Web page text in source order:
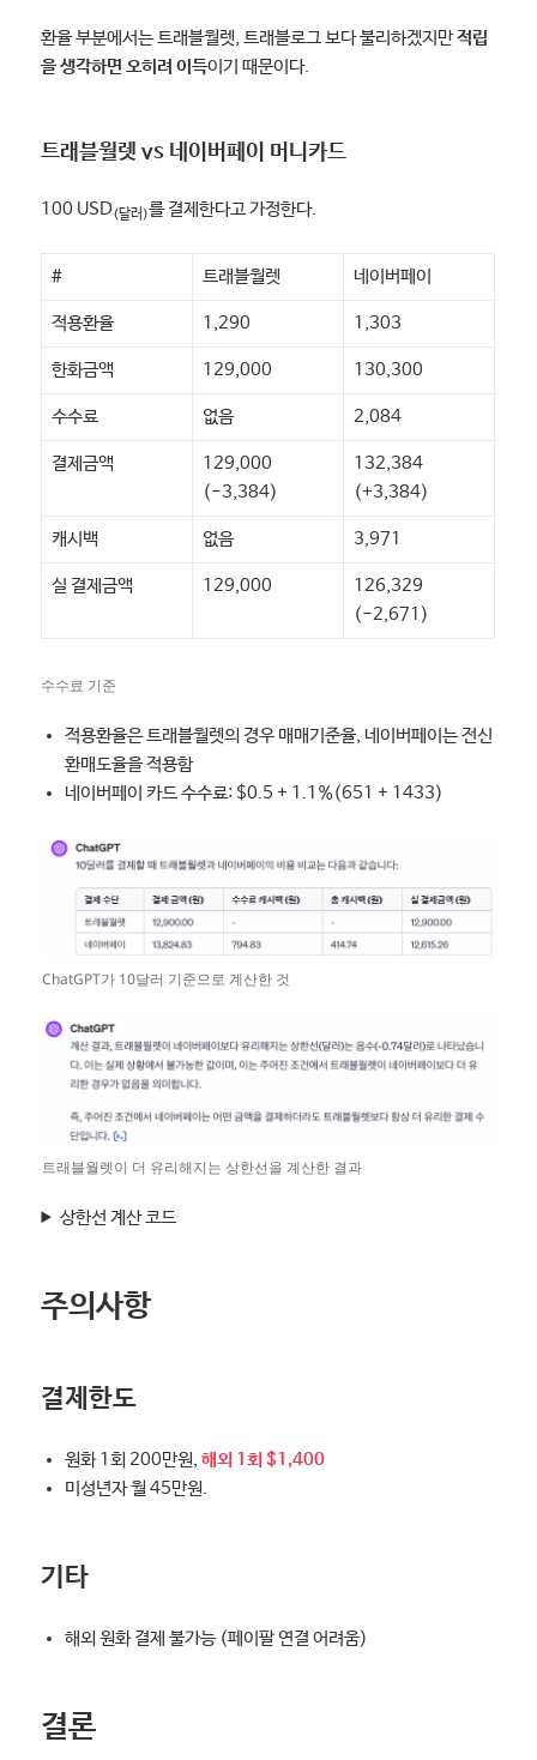
환율 부분에서는 트래블월렛, 트래블로그 보다 불리하겠지만적립
을 생각하면 오히려 이득이기 때문이다.
트래블월렛 vs 네이버페이 머니카드
100 USD(달러)를 결제한다고 가정한다.
# 트래블월렛 네이버페이
적용환율 1,290 1,303
한화금액 129,000 130,300
수수료 없음 2,084
결제금액
129,000
(-3,384)
132,384
(+3,384)
캐시백 없음 3,971
실 결제금액 129,000
126,329
(-2,671)
수수료 기준
적용환율은 트래블월렛의 경우 매매기준율, 네이버페이는 전신
환매도율을 적용함
네이버페이 카드 수수료: $0.5 + 1.1%(651 + 1433)
ChatGPT가 10달러 기준으로 계산한 것
트래블월렛이 더 유리해지는 상한선을 계산한 결과
상한선 계산 코드
주의사항
결제한도
원화 1회 200만원,해외 1회 $1,400
미성년자 월 45만원.
기타
해외 원화 결제 불가능 (페이팔 연결 어려움)
결론